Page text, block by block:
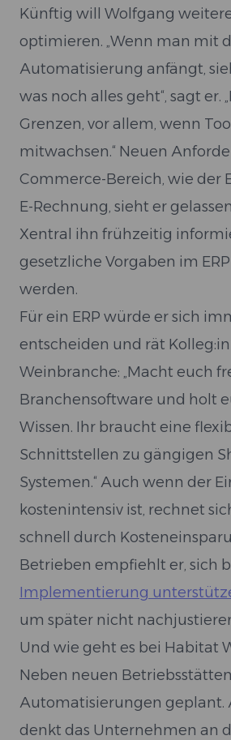
Künftig will Wolfgang
optimieren. „Wenn man mit
Automatisierung anfängt,
was noch alles geht“, sagt er.
Grenzen, vor allem, wenn
mitwachsen.“ Neuen
Commerce-Bereich, wie der
E-Rechnung, sieht er
Xentral ihn frühzeitig
gesetzliche Vorgaben im
werden.
Für ein ERP würde er sich
entscheiden und rät
Weinbranche: „Macht euch
Branchensoftware und holt
Wissen. Ihr braucht eine
Schnittstellen zu gängigen
Systemen.“ Auch wenn der
kostenintensiv ist, rechnet
schnell durch
Betrieben empfiehlt er, sich
Implementierung
um später nicht
Und wie geht es bei Habitat
Neben neuen
Automatisierungen geplant.
denkt das Unternehmen an